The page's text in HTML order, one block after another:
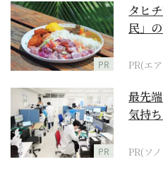
PR
タヒ
民」
PR(エ
PR
最先
気持
PR(ソ